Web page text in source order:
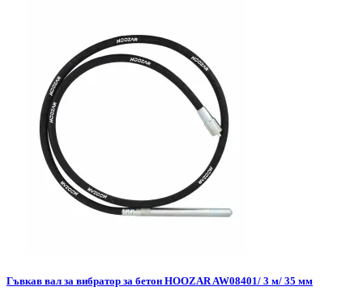
Гъвкав вал за вибратор за бетон HOOZAR AW08401/ 3 м/ 35 мм